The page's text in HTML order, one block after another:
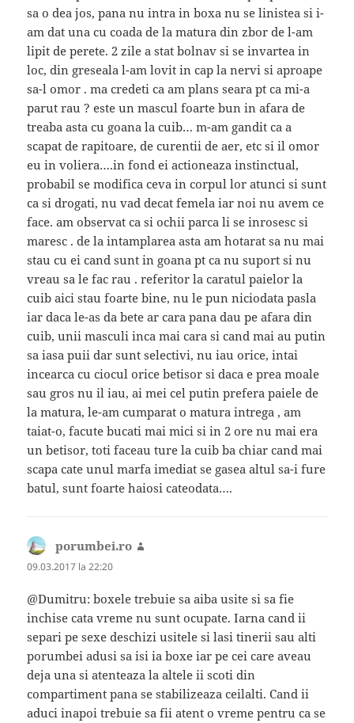
sa o dea jos, pana nu intra in boxa nu se linistea si i-
am dat una cu coada de la matura din zbor de l-am
lipit de perete. 2 zile a stat bolnav si se invartea in
loc, din greseala l-am lovit in cap la nervi si aproape
sa-l omor . ma credeti ca am plans seara pt ca mi-a
parut rau ? este un mascul foarte bun in afara de
treaba asta cu goana la cuib… m-am gandit ca a
scapat de rapitoare, de curentii de aer, etc si il omor
eu in voliera….in fond ei actioneaza instinctual,
probabil se modifica ceva in corpul lor atunci si sunt
ca si drogati, nu vad decat femela iar noi nu avem ce
face. am observat ca si ochii parca li se inrosesc si
maresc . de la intamplarea asta am hotarat sa nu mai
stau cu ei cand sunt in goana pt ca nu suport si nu
vreau sa le fac rau . referitor la caratul paielor la
cuib aici stau foarte bine, nu le pun niciodata pasla
iar daca le-as da bete ar cara pana dau pe afara din
cuib, unii masculi inca mai cara si cand mai au putin
sa iasa puii dar sunt selectivi, nu iau orice, intai
incearca cu ciocul orice betisor si daca e prea moale
sau gros nu il iau, ai mei cel putin prefera paiele de
la matura, le-am cumparat o matura intrega , am
taiat-o, facute bucati mai mici si in 2 ore nu mai era
un betisor, toti faceau ture la cuib ba chiar cand mai
scapa cate unul marfa imediat se gasea altul sa-i fure
batul, sunt foarte haiosi cateodata….
porumbei.ro
09.03.2017 la 22:20
@Dumitru: boxele trebuie sa aiba usite si sa fie
inchise cata vreme nu sunt ocupate. Iarna cand ii
separi pe sexe deschizi usitele si lasi tinerii sau alti
porumbei adusi sa isi ia boxe iar pe cei care aveau
deja una si atenteaza la altele ii scoti din
compartiment pana se stabilizeaza ceilalti. Cand ii
aduci inapoi trebuie sa fii atent o vreme pentru ca se